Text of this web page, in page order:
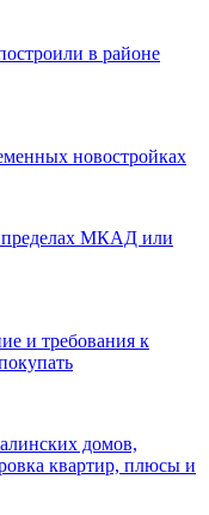
в районе
новостройках
пределах МКАД или
и требования к
домов,
квартир, плюсы и